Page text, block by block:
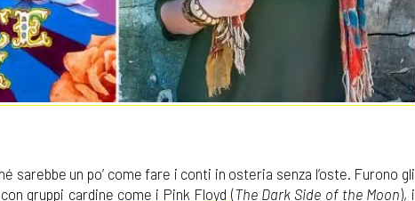
sarebbe un po’ come fare i conti in osteria senza l’oste. Furono gli
gruppi cardine come i Pink Floyd (The Dark Side of the Moon), i